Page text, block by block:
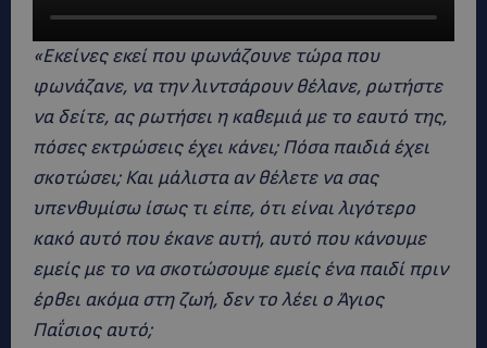
«Εκείνες εκεί που φωνάζουνε τώρα που
φωνάζανε, να την λιντσάρουν θέλανε, ρωτήστε
να δείτε, ας ρωτήσει η καθεμιά με το εαυτό της,
πόσες εκτρώσεις έχει κάνει; Πόσα παιδιά έχει
σκοτώσει; Και μάλιστα αν θέλετε να σας
υπενθυμίσω ίσως τι είπε, ότι είναι λιγότερο
κακό αυτό που έκανε αυτή, αυτό που κάνουμε
εμείς με το να σκοτώσουμε εμείς ένα παιδί πριν
έρθει ακόμα στη ζωή, δεν το λέει ο Άγιος
Παΐσιος αυτό;